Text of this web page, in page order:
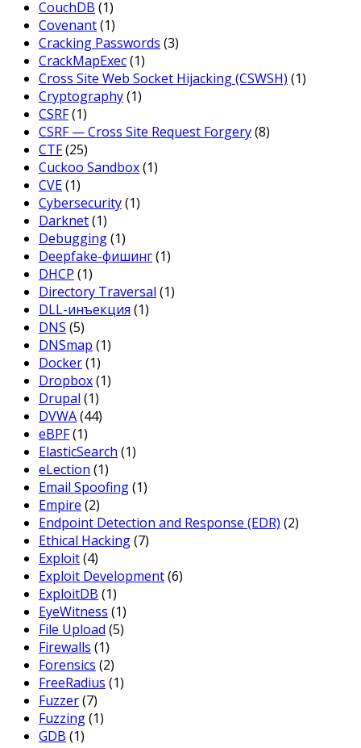
CouchDB (1)
Covenant(1)
Cracking Passwords (3)
CrackMapExec(1)
Cross Site Web Socket Hijacking (CSWSH) (1)
Cryptography(1)
CSRF(1)
CSRF — Cross Site Request Forgery(8)
CTF(25)
Cuckoo Sandbox(1)
CVE(1)
Cybersecurity(1)
Darknet(1)
Debugging(1)
Deepfake-фишинг(1)
DHCP (1)
Directory Traversal (1)
DLL-инъекция (1)
DNS (5)
DNSmap (1)
Docker(1)
Dropbox(1)
Drupal (1)
DVWA(44)
eBPF(1)
ElasticSearch (1)
eLection (1)
Email Spoofing(1)
Empire (2)
Endpoint Detection and Response (EDR) (2)
Ethical Hacking(7)
Exploit(4)
Exploit Development(6)
ExploitDB (1)
EyeWitness (1)
File Upload (5)
Firewalls (1)
Forensics (2)
FreeRadius (1)
Fuzzer(7)
Fuzzing(1)
GDB (1)